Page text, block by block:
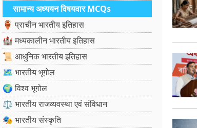
सामान्य अध्ययन विषयवार MCQs
🏺 प्राचीन भारतीय इतिहास
🏰 मध्यकालीन भारतीय इतिहास
📜 आधुनिक भारतीय इतिहास
🗺️ भारतीय भूगोल
🌍 विश्व भूगोल
⚖️ भारतीय राजव्यवस्था एवं संविधान
🎭 भारतीय संस्कृति